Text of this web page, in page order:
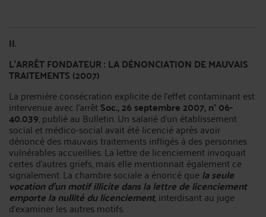
II.
L'ARRÊT FONDATEUR : LA DÉNONCIATION DE MAUVAIS
TRAITEMENTS (2007)
La première consécration explicite de l'effet contaminant est
intervenue avec l'arrêtSoc., 26 septembre 2007, n° 06-
40.039, publié au Bulletin. Un salarié d'un établissement
social et médico-social avait été licencié après avoir
dénoncé des mauvais traitements infligés à des personnes
vulnérables accueillies. La lettre de licenciement invoquait
certes d'autres griefs, mais elle mentionnait également ce
signalement. La chambre sociale a énoncé quela seule
vocation d'un motif illicite dans la lettre de licenciement
emporte la nullité du licenciement, interdisant au juge
d'examiner les autres motifs.